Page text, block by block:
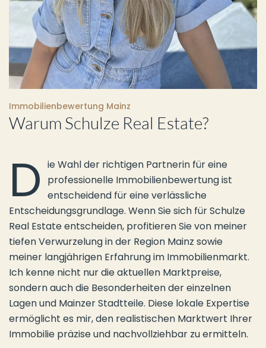
Immobilienbewertung Mainz
Warum Schulze Real Estate?
D ie Wahl der richtigen Partnerin für eine
professionelle Immobilienbewertung ist
entscheidend für eine verlässliche
Entscheidungsgrundlage. Wenn Sie sich für Schulze
Real Estate entscheiden, profitieren Sie von meiner
tiefen Verwurzelung in der Region Mainz sowie
meiner langjährigen Erfahrung im Immobilienmarkt.
Ich kenne nicht nur die aktuellen Marktpreise,
sondern auch die Besonderheiten der einzelnen
Lagen und Mainzer Stadtteile. Diese lokale Expertise
ermöglicht es mir, den realistischen Marktwert Ihrer
Immobilie präzise und nachvollziehbar zu ermitteln.